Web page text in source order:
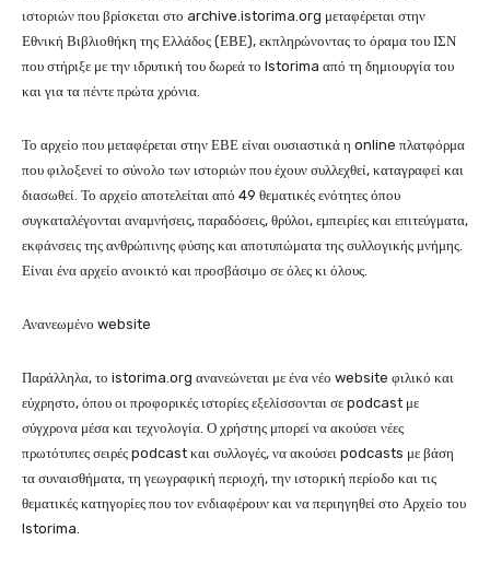
ιστοριών που βρίσκεται στο archive.istorima.org μεταφέρεται στην
Εθνική Βιβλιοθήκη της Ελλάδος (ΕΒΕ), εκπληρώνοντας το όραμα του ΙΣΝ
που στήριξε με την ιδρυτική του δωρεά το Istorima από τη δημιουργία του
και για τα πέντε πρώτα χρόνια.
Το αρχείο που μεταφέρεται στην ΕΒΕ είναι ουσιαστικά η online πλατφόρμα
που φιλοξενεί το σύνολο των ιστοριών που έχουν συλλεχθεί, καταγραφεί και
διασωθεί. Το αρχείο αποτελείται από 49 θεματικές ενότητες όπου
συγκαταλέγονται αναμνήσεις, παραδόσεις, θρύλοι, εμπειρίες και επιτεύγματα,
εκφάνσεις της ανθρώπινης φύσης και αποτυπώματα της συλλογικής μνήμης.
Είναι ένα αρχείο ανοικτό και προσβάσιμο σε όλες κι όλους.
Ανανεωμένο website
Παράλληλα, το istorima.org ανανεώνεται με ένα νέο website φιλικό και
εύχρηστο, όπου οι προφορικές ιστορίες εξελίσσονται σε podcast με
σύγχρονα μέσα και τεχνολογία. Ο χρήστης μπορεί να ακούσει νέες
πρωτότυπες σειρές podcast και συλλογές, να ακούσει podcasts με βάση
τα συναισθήματα, τη γεωγραφική περιοχή, την ιστορική περίοδο και τις
θεματικές κατηγορίες που τον ενδιαφέρουν και να περιηγηθεί στο Αρχείο του
Istorima.